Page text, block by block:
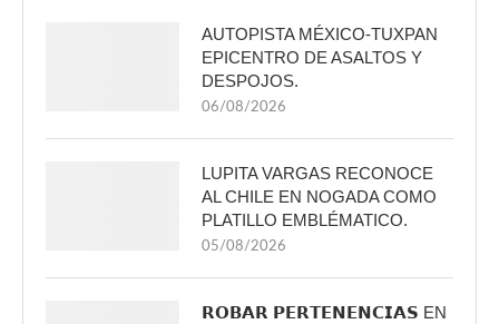
AUTOPISTA MÉXICO-TUXPAN
EPICENTRO DE ASALTOS Y
DESPOJOS.
06/08/2026
LUPITA VARGAS RECONOCE
AL CHILE EN NOGADA COMO
PLATILLO EMBLÉMATICO.
05/08/2026
𝗥𝗢𝗕𝗔𝗥 𝗣𝗘𝗥𝗧𝗘𝗡𝗘𝗡𝗖𝗜𝗔𝗦 EN